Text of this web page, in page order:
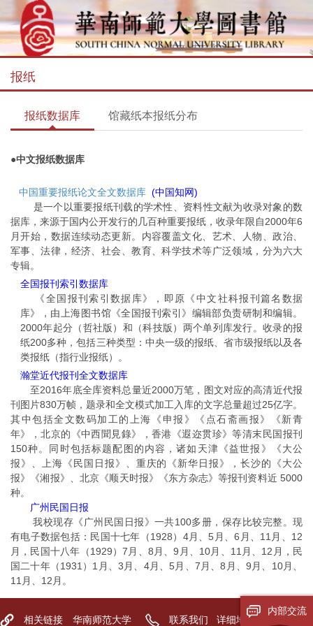
报纸
报纸数据库 馆藏纸本报纸分布
●中文报纸数据库
中国重要报纸论文全文数据库 (中国知网)
是一个以重要报纸刊载的学术性、资料性文献为收录对象的数
据库，来源于国内公开发行的几百种重要报纸，收录年限自2000年6
月开始，数据连续动态更新。内容覆盖文化、艺术、人物、政治、
军事、法律，经济、社会、教育、科学技术等广泛领域，分为六大
专辑。
全国报刊索引数据库
《全国报刊索引数据库》，即原《中文社科报刊篇名数据
库》，由上海图书馆《全国报刊索引》编辑部负责研制和编辑。
2000年起分（哲社版）和（科技版）两个单列库发行。收录的报
纸200多种，包括三种类型：中央一级的报纸、省市级报纸以及各
类报纸（指行业报纸）。
瀚堂近代报刊全文数据库
至2016年底全库资料总量近2000万笔，图文对应的高清近代报
刊图片830万帧，题录和全文模式加工入库的文字总量超过25亿字。
其中包括全文数码加工的上海《申报》《点石斋画报》《新青
年》，北京的《中西聞見錄》，香港《遐迩贯珍》等清末民国报刊
150种。同时包括标题配图的内容，诸如天津《益世报》《大公
报》、上海《民国日报》、重庆的《新华日报》，长沙的《大公
报》《湘报》、北京《顺天时报》《东方杂志》等报刊资料近 5000
种。
广州民国日报
我校现存《广州民国日报》一共100多册，保存比较完整。现
有电子数据包括：民国十七年（1928）4月、5月、6月、11月、12
月，民国十八年（1929）7月、8月、9月、10月、11月、12月，民
国二十年（1931）1月、3月、4月、5月、7月、8月、9月、10月、
11月、12月。
相关链接 华南师范大学 联系我们 详细地址：广东
内部交流